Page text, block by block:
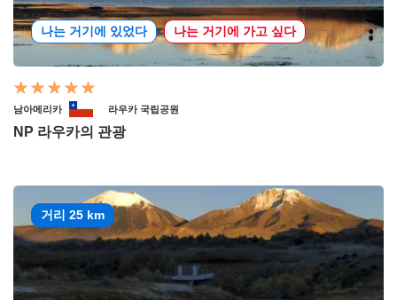
나는 거기에 있었다 나는 거기에 가고 싶다
남아메리카 라우카 국립공원
NP 라우카의 관광
거리 25 km